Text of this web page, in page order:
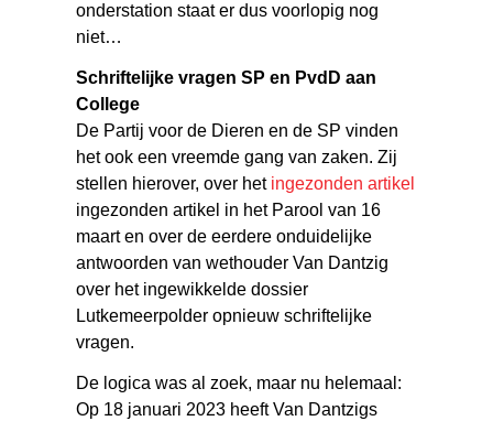
onderstation staat er dus voorlopig nog
niet…
Schriftelijke vragen SP en PvdD aan
College
De Partij voor de Dieren en de SP vinden
het ook een vreemde gang van zaken. Zij
stellen hierover, over het ingezonden artikel
ingezonden artikel in het Parool van 16
maart en over de eerdere onduidelijke
antwoorden van wethouder Van Dantzig
over het ingewikkelde dossier
Lutkemeerpolder opnieuw schriftelijke
vragen.
De logica was al zoek, maar nu helemaal:
Op 18 januari 2023 heeft Van Dantzigs